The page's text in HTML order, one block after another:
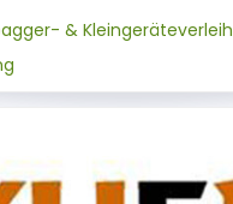
& Kleingeräteverleih